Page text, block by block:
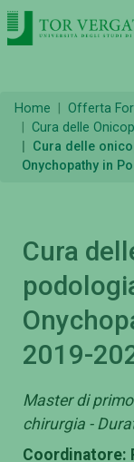
Home Offerta
Cura delle
Cura delle
Onychopathy in
Cura
2019-
Master di
chirurgia -
Coordinatore: